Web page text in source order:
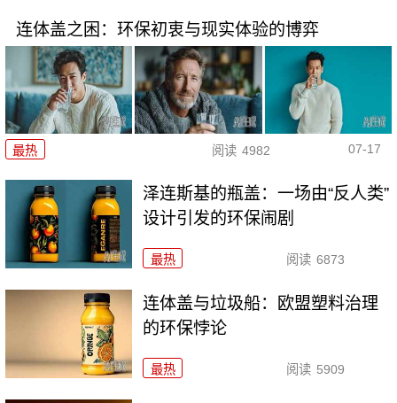
连体盖之困：环保初衷与现实体验的博弈
最热 阅读 4982 07-17
泽连斯基的瓶盖：一场由“反人类”
设计引发的环保闹剧
最热 阅读 6873
连体盖与垃圾船：欧盟塑料治理
的环保悖论
最热 阅读 5909